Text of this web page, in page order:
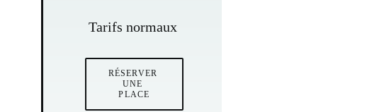
Tarifs normaux
RÉSERVER
UNE
PLACE